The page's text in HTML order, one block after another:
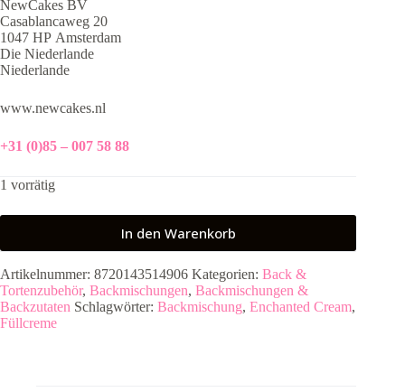
NewCakes BV
Casablancaweg 20
1047 HP Amsterdam
Die Niederlande
Niederlande
www.newcakes.nl
+31 (0)85 – 007 58 88
1 vorrätig
In den Warenkorb
Artikelnummer: 8720143514906 Kategorien: Back &
Tortenzubehör, Backmischungen, Backmischungen &
Backzutaten Schlagwörter: Backmischung, Enchanted Cream,
Füllcreme